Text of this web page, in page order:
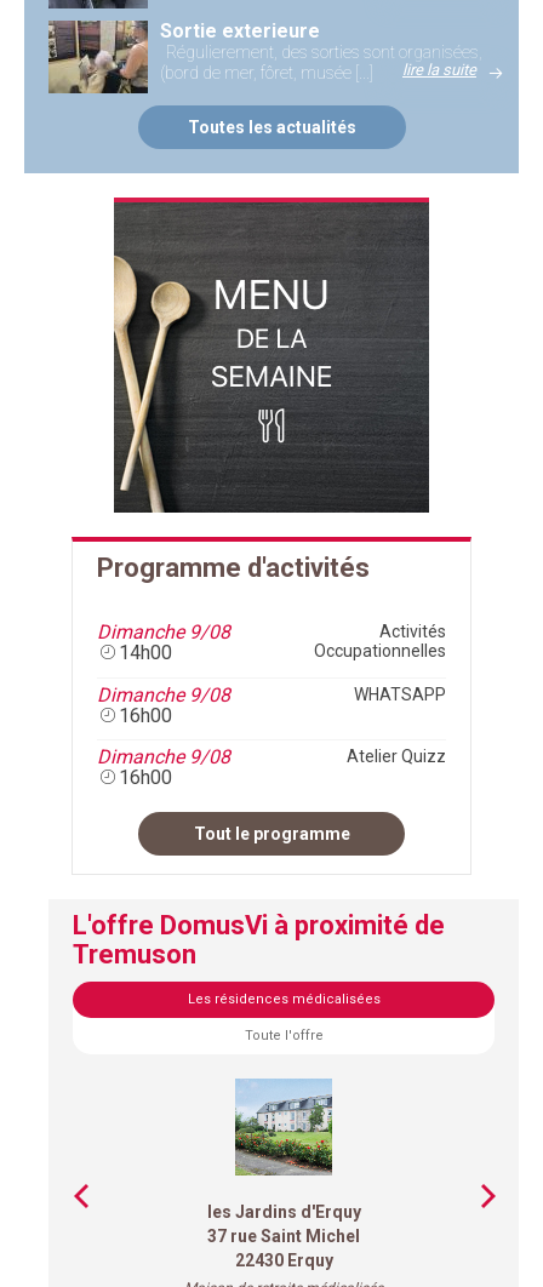
Sortie exterieure
Régulierement, des sorties sont organisées,
(bord de mer, fôret, musée [...]
lire la suite
Toutes les actualités
Programme d'activités
Dimanche 9/08
14h00
Activités
Occupationnelles
Dimanche 9/08
16h00
WHATSAPP
Dimanche 9/08
16h00
Atelier Quizz
Tout le programme
L'offre DomusVi à proximité de
Tremuson
Les résidences médicalisées
Toute l'offre
les Jardins d'Erquy
37 rue Saint Michel
22430 Erquy